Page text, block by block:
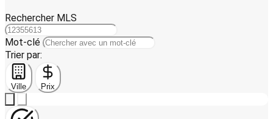
Rechercher MLS
Mot-clé
Trier par:
Ville Prix